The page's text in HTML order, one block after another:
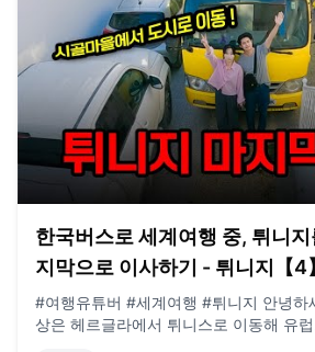
는 공간입니다. e-mail.
artlist.io
한국버스로 세계여행 중, 튀니
지막으로 이사하기 - 튀니지【4】
#여행유튜버 #세계여행 #튀니지 안녕하세요, 여러분! 이번 영
상은 헤르글라에서 튀니스로 이동해 유